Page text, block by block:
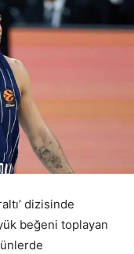
dizisinde
beğeni toplayan